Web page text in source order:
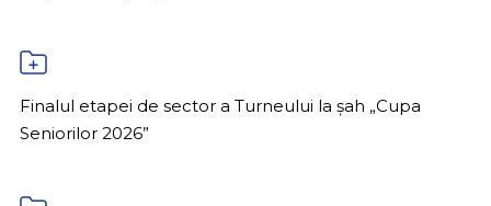
Finalul etapei de sector a Turneului la șah „Cupa
Seniorilor 2026”